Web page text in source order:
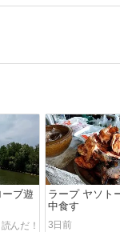
ブ遊
ラープ ヤソト
中食す
3日前